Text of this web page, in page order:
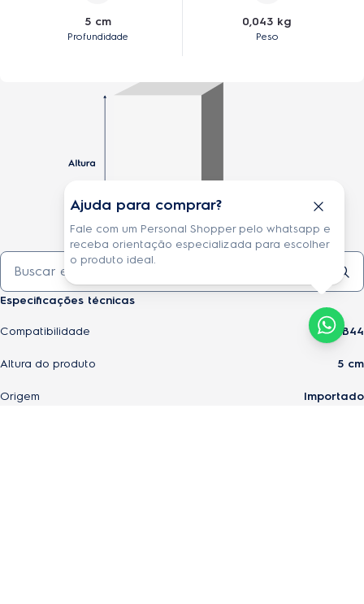
Ajuda para comprar?
Fale com um Personal Shopper pelo whatsapp e
receba orientação especializada para escolher
o produto ideal.
5 cm
Profundidade
0,043 kg
Peso
Especificações técnicas
Compatibilidade ERB44
Altura do produto 5 cm
Origem Importado